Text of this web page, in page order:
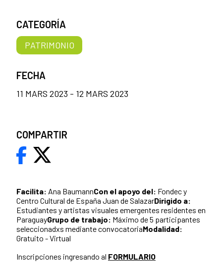
Facilita: Ana BaumannCon el apoyo del: Fondec y
Centro Cultural de España Juan de SalazarDirigido a:
Estudiantes y artistas visuales emergentes residentes en
ParaguayGrupo de trabajo: Máximo de 5 participantes
seleccionadxs mediante convocatoriaModalidad:
Gratuito - Virtual
Inscripciones ingresando al FORMULARIO
CATEGORÍA
PATRIMONIO
FECHA
11 MARS 2023 - 12 MARS 2023
COMPARTIR